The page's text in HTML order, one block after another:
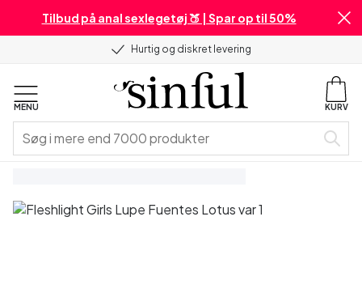
Tilbud på anal sexlegetøj 🍑 | Spar op til 50%
Hurtig og diskret levering
MENU KURV